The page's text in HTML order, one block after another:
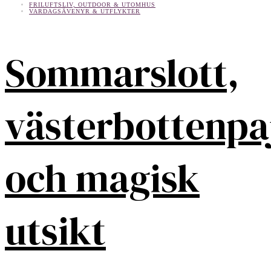
FRILUFTSLIV, OUTDOOR & UTOMHUS
VARDAGSÄVENYR & UTFLYKTER
Sommarslott,
och magisk
utsikt